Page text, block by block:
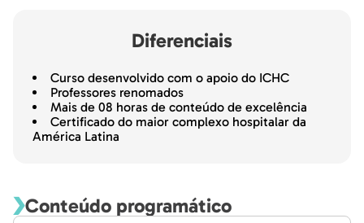
Diferenciais
Curso desenvolvido com o apoio do ICHC
Professores renomados
Mais de 08 horas de conteúdo de excelência
Certificado do maior complexo hospitalar da
América Latina
Conteúdo programático